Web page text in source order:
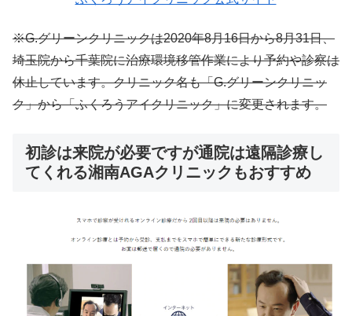
※G.グリーンクリニックは2020年8月16日から8月31日、
埼玉院から千葉院に治療環境移管作業により予約や診察は
休止しています。クリニック名も「G.グリーンクリニッ
ク」から「ふくろうアイクリニック」に変更されます。
初診は来院が必要ですが通院は遠隔診療し
てくれる湘南AGAクリニックもおすすめ